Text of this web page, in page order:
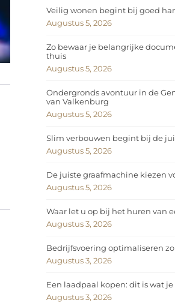
Veilig wonen begint bij goed
Augustus 5, 2026
Zo bewaar je belangrijke
thuis
Augustus 5, 2026
Ondergronds avontuur in de
van Valkenburg
Augustus 5, 2026
Slim verbouwen begint bij de
Augustus 5, 2026
De juiste graafmachine kiezen
Augustus 5, 2026
Waar let u op bij het huren van
Augustus 3, 2026
Bedrijfsvoering optimaliseren
Augustus 3, 2026
Een laadpaal kopen: dit is wat
Augustus 3, 2026